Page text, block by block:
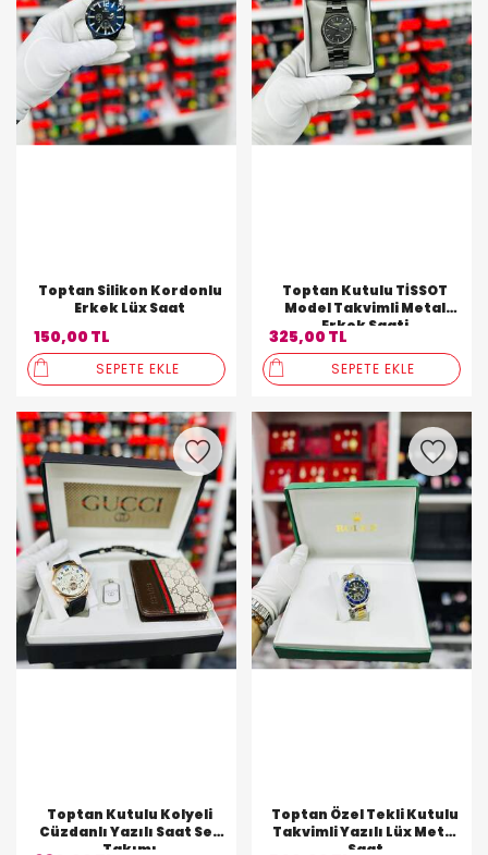
Toptan Silikon Kordonlu
Erkek Lüx Saat
150,00 TL
SEPETE EKLE
Toptan Kutulu TİSSOT
Model Takvimli Metal
Erkek Saati
325,00 TL
SEPETE EKLE
Toptan Kutulu Kolyeli
Cüzdanlı Yazılı Saat Set
Takımı
Toptan Özel Tekli Kutulu
Takvimli Yazılı Lüx Metal
Saat